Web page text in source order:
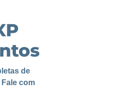
de
com